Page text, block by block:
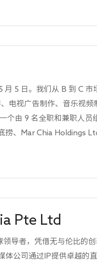
5 日。我们从 B 到 C 市
电视广告制作、音乐视频
个由 9 名全职和兼职人员
捞、Mar Chia Holdings
Pte Ltd
导者，凭借无与伦比的
体公司通过IP提供卓越的